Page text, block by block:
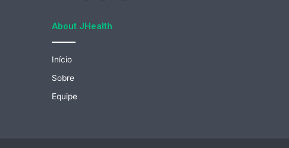
About JHealth
Início
Sobre
Equipe